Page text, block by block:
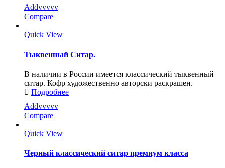
Addvvvvv
Compare
Quick View
Тыквенный Ситар.
В наличии в России имеется классический тыквенный
ситар. Кофр художественно авторски раскрашен.
Подробнее
Addvvvvv
Compare
Quick View
Черный классический ситар премиум класса